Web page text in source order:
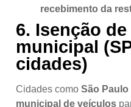
recebimento da
6. Isenção
municipal
cidades)
Cidades como São Paulo
municipal de veículos